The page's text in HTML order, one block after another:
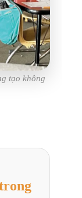
tạo không